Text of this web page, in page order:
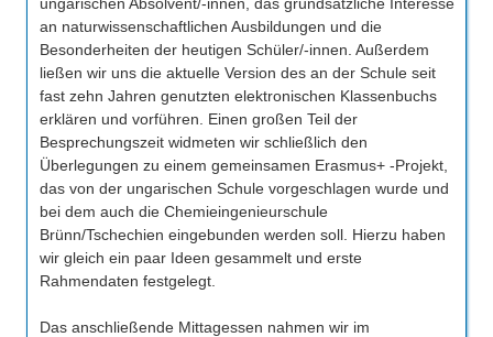
an naturwissenschaftlichen Ausbildungen und die
Besonderheiten der heutigen Schüler/-innen. Außerdem
ließen wir uns die aktuelle Version des an der Schule seit
fast zehn Jahren genutzten elektronischen Klassenbuchs
erklären und vorführen. Einen großen Teil der
Besprechungszeit widmeten wir schließlich den
Überlegungen zu einem gemeinsamen Erasmus+ -Projekt,
das von der ungarischen Schule vorgeschlagen wurde und
bei dem auch die Chemieingenieurschule
Brünn/Tschechien eingebunden werden soll. Hierzu haben
wir gleich ein paar Ideen gesammelt und erste
Rahmendaten festgelegt.
Das anschließende Mittagessen nahmen wir im